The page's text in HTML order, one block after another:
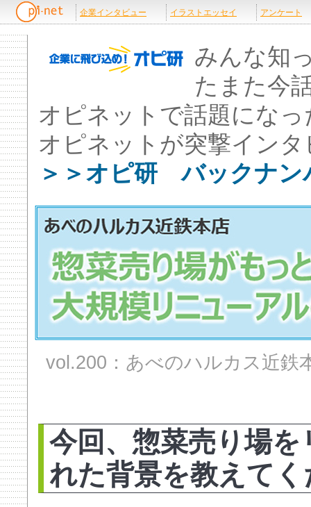
みんな知
たまた今
オピネットで話題にな
オピネットが突撃インタ
＞＞オピ研 バックナン
vol.200：あべのハルカス近鉄
今回、惣菜売り場
れた背景を教えて